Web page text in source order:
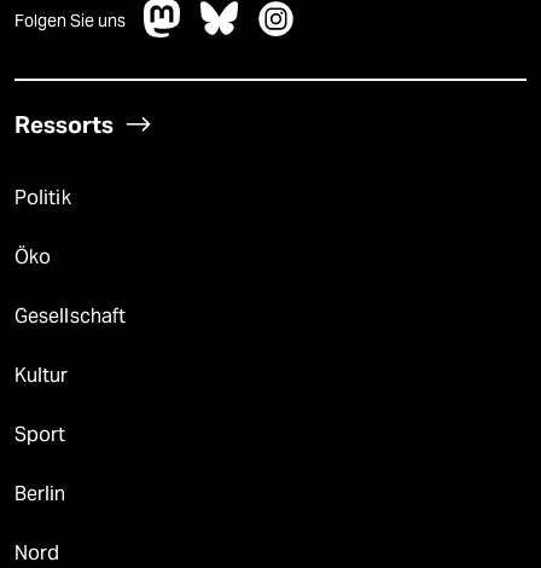
Folgen Sie uns
Ressorts
Politik
Öko
Gesellschaft
Kultur
Sport
Berlin
Nord